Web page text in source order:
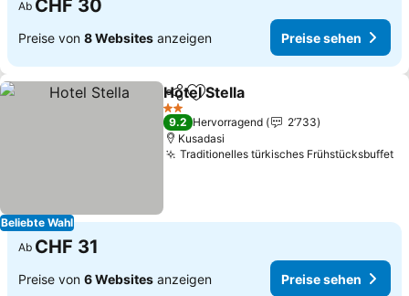
Ab CHF 30
Preise von 8 Websites anzeigen Preise sehen
Beliebte Wahl
TeilenZu Favoriten hinzufügen
Hotel Stella
2 Sterne
9.2 Hervorragend
2’733
Kusadasi
Traditionelles türkisches Frühstücksbuffet
Ab CHF 31
Preise von 6 Websites anzeigen Preise sehen